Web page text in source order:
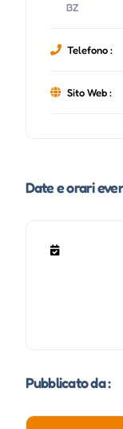
BZ
Telefono :
Sito Web :
Date e orari
Pubblicato da :